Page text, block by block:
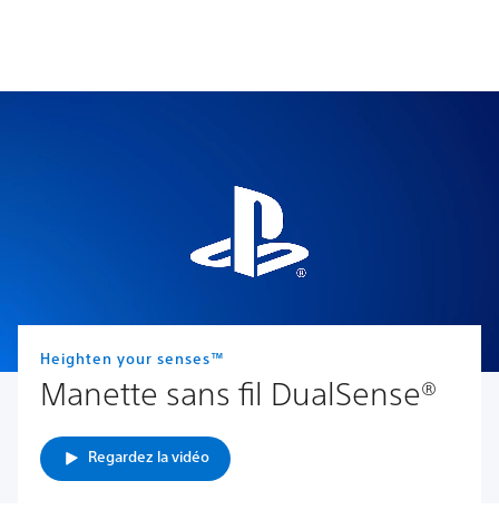
Heighten your senses™
Manette sans fil DualSense®
Regardez la vidéo